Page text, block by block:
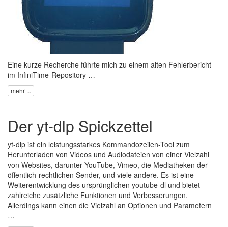
Eine kurze Recherche führte mich zu einem alten Fehlerbericht
im InfiniTime-Repository …
mehr ...
Der yt-dlp Spickzettel
yt-dlp ist ein leistungsstarkes Kommandozeilen-Tool zum
Herunterladen von Videos und Audiodateien von einer Vielzahl
von Websites, darunter YouTube, Vimeo, die Mediatheken der
öffentlich-rechtlichen Sender, und viele andere. Es ist eine
Weiterentwicklung des ursprünglichen youtube-dl und bietet
zahlreiche zusätzliche Funktionen und Verbesserungen.
Allerdings kann einen die Vielzahl an Optionen und Parametern
…